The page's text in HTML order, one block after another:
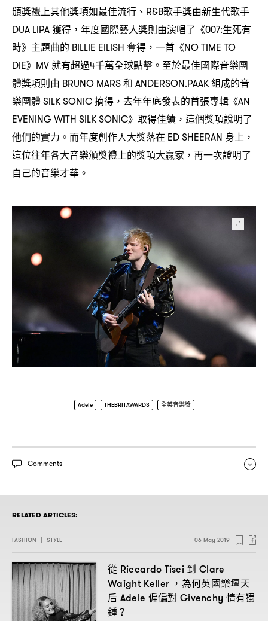
頒獎禮上其他獎項如最佳流行、 R&B歌手獎由新生代歌手
DUA LIPA獲得 ， 年度國際藝人獎則由演唱了《007:生死有
時》主題曲的 BILLIE EILISH 奪得 ， 一首《NO TIME TO
DIE》 MV 就有超過4千萬全球點擊。至於最佳國際音樂團
體獎項則由 BRUNO MARS和 ANDERSON.PAAK組成的音
樂團體 SILK SONIC摘得 ， 去年年底發表的首張專輯《AN
EVENING WITH SILK SONIC》取得佳績 ， 這個獎項說明了
他們的實力。而年度創作人大獎落在 ED SHEERAN 身上 ，
這位往年各大音樂頒獎禮上的獎項大贏家 ， 再一次證明了
自己的音樂才華。
Adele THEBRITAWARDS 全英音樂獎
Comments
RELATED ARTICLES:
FASHION STYLE 06 May 2019
從 Riccardo Tisci 到 Clare
Waight Keller ， 為何英國樂壇天
后 Adele 偏偏對 Givenchy 情有獨
鍾？